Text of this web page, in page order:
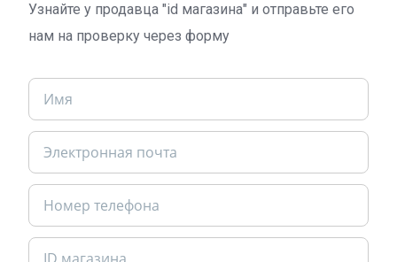
Узнайте у продавца "id магазина" и отправьте его
нам на проверку через форму